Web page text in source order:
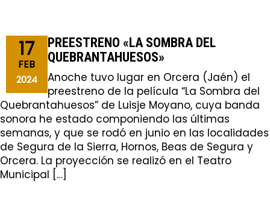
17
FEB
2024
PREESTRENO «LA SOMBRA DEL
QUEBRANTAHUESOS»
Anoche tuvo lugar en Orcera (Jaén) el
preestreno de la película “La Sombra del
Quebrantahuesos” de Luisje Moyano, cuya banda
sonora he estado componiendo las últimas
semanas, y que se rodó en junio en las localidades
de Segura de la Sierra, Hornos, Beas de Segura y
Orcera. La proyección se realizó en el Teatro
Municipal […]